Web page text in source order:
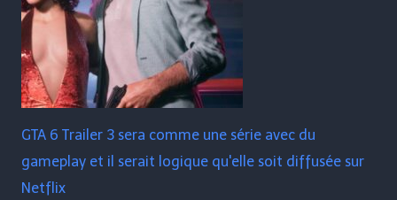
GTA 6 Trailer 3 sera comme une série avec du
gameplay et il serait logique qu'elle soit diffusée sur
Netflix